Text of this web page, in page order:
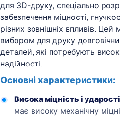
для 3D-друку, спеціально
забезпечення міцності,
різних зовнішніх впливів. Цей
вибором для друку
деталей, які потребують
надійності.
Основні характеристики:
Висока міцність і
має високу механічну
1
кг
кількість